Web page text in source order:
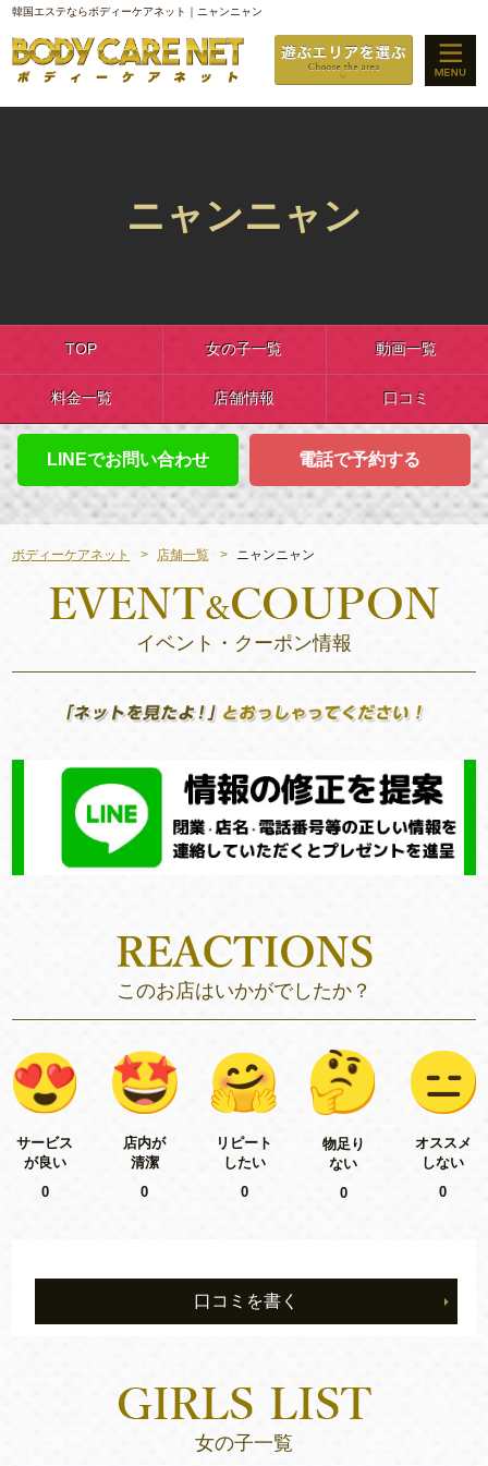
韓国エステならボディーケアネット｜ニャンニャン
ニャンニャン
TOP 女の子一覧 動画一覧
料金一覧 店舗情報 口コミ
LINEでお問い合わせ 電話で予約する
ボディーケアネット 店舗一覧 ニャンニャン
イベント・クーポン情報
このお店はいかがでしたか？
サービス
が良い
0
店内が
清潔
0
リピート
したい
0
物足り
ない
0
オススメ
しない
0
口コミを書く
女の子一覧